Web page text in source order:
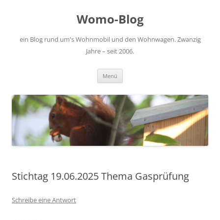
Womo-Blog
ein Blog rund um's Wohnmobil und den Wohnwagen. Zwanzig
Jahre – seit 2006.
Menü
Stichtag 19.06.2025 Thema Gasprüfung
Schreibe eine Antwort